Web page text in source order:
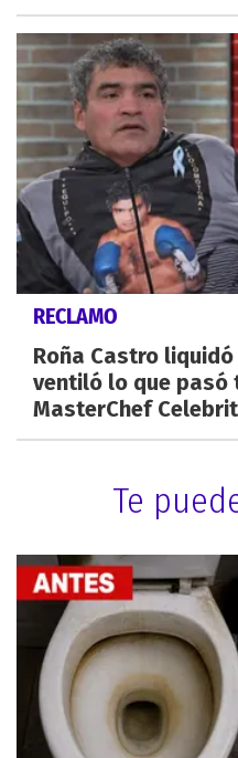
RECLAMO
Roña Castro
ventiló lo que pasó
MasterChef
Te